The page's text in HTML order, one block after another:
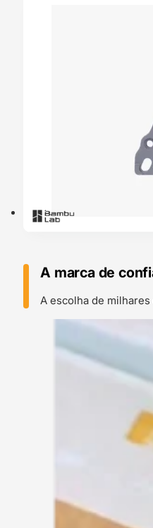
A marca de
A escolha de